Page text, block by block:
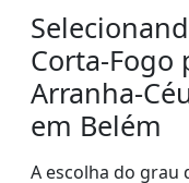
Corta-Fogo
Arranha-
em Belém
A escolha do